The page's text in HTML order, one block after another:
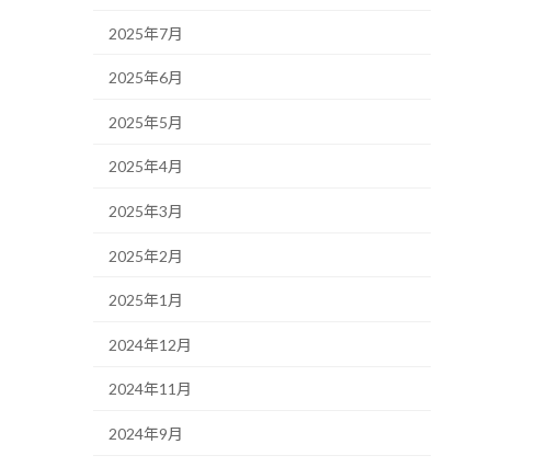
2025年7月
2025年6月
2025年5月
2025年4月
2025年3月
2025年2月
2025年1月
2024年12月
2024年11月
2024年9月